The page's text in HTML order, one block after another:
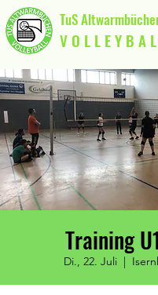
TuS
V O L L E Y B A
Training
Di., 22. Juli
  |